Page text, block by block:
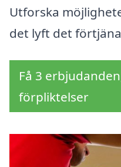
Utforska
det lyft det
Få 3
förpliktelser